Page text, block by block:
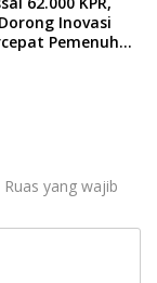
Inovasi
Pemenuhan
Ruas yang wajib